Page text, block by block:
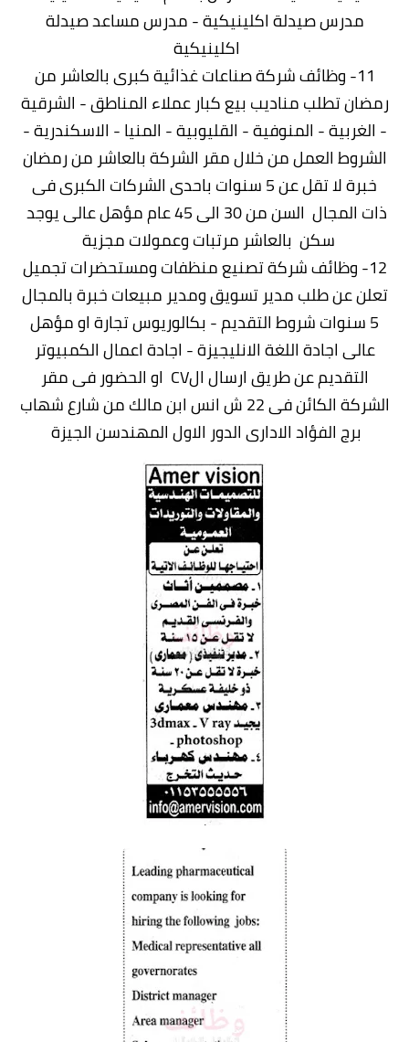
مدرس صيدلة اكلينيكية - مدرس مساعد صيدلة
اكلينيكية
11- وظائف شركة صناعات غذائية كبرى بالعاشر من
رمضان تطلب مناديب بيع كبار عملاء المناطق - الشرقية
- الغربية - المنوفية - القليوبية - المنيا - الاسكندرية -
الشروط العمل من خلال مقر الشركة بالعاشر من رمضان
خبرة لا تقل عن 5 سنوات باحدى الشركات الكبرى فى
ذات المجال السن من 30 الى 45 عام مؤهل عالى يوجد
سكن بالعاشر مرتبات وعمولات مجزية
12- وظائف شركة تصنيع منظفات ومستحضرات تجميل
تعلن عن طلب مدير تسويق ومدير مبيعات خبرة بالمجال
5 سنوات شروط التقديم - بكالوريوس تجارة او مؤهل
عالى اجادة اللغة الانليجيزة - اجادة اعمال الكمبيوتر
التقديم عن طريق ارسال الCV او الحضور فى مقر
الشركة الكائن فى 22 ش انس ابن مالك من شارع شهاب
برج الفؤاد الادارى الدور الاول المهندسن الجيزة